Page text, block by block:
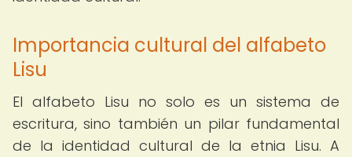
Importancia cultural del alfabeto
Lisu
El alfabeto Lisu no solo es un sistema de
escritura, sino también un pilar fundamental
de la identidad cultural de la etnia Lisu. A